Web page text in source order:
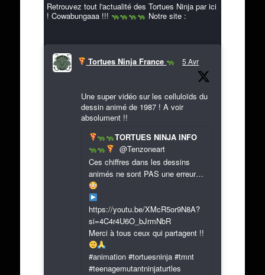
Retrouvez tout l'actualité des Tortues Ninja par ici
! Cowabungaaa !!!
Notre site :
Tortues Ninja France 5 Avr
Une super vidéo sur les celluloïds du
dessin animé de 1987 ! A voir
absolument !!
TORTUES NINJA INFO
@Tenzoneart
Ces chiffres dans les dessins
animés ne sont PAS une erreur…
https://youtu.be/XMcR5or9N8A?
si=4C4r4U6O_bJrmNbR
Merci à tous ceux qui partagent !!
#animation #tortuesninja #tmnt
#teenagemutantninjaturtles